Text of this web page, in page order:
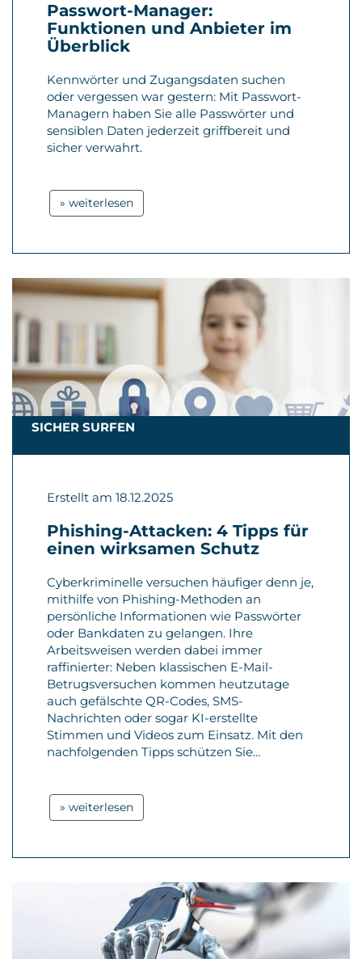
Passwort-Manager:
Funktionen und Anbieter im
Überblick
Kennwörter und Zugangsdaten suchen
oder vergessen war gestern: Mit Passwort-
Managern haben Sie alle Passwörter und
sensiblen Daten jederzeit griffbereit und
sicher verwahrt.
» weiterlesen
SICHER SURFEN
Erstellt am 18.12.2025
Phishing-Attacken: 4 Tipps für
einen wirksamen Schutz
Cyberkriminelle versuchen häufiger denn je,
mithilfe von Phishing-Methoden an
persönliche Informationen wie Passwörter
oder Bankdaten zu gelangen. Ihre
Arbeitsweisen werden dabei immer
raffinierter: Neben klassischen E-Mail-
Betrugsversuchen kommen heutzutage
auch gefälschte QR-Codes, SMS-
Nachrichten oder sogar KI-erstellte
Stimmen und Videos zum Einsatz. Mit den
nachfolgenden Tipps schützen Sie…
» weiterlesen